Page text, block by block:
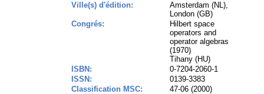
Ville(s) d'édition:
Amsterdam (NL),
London (GB)
Congrés:
Hilbert space
operators and
operator algebras
(1970)
Tihany (HU)
ISBN:
0-7204-2060-1
ISSN:
0139-3383
Classification MSC:
47-06 (2000)